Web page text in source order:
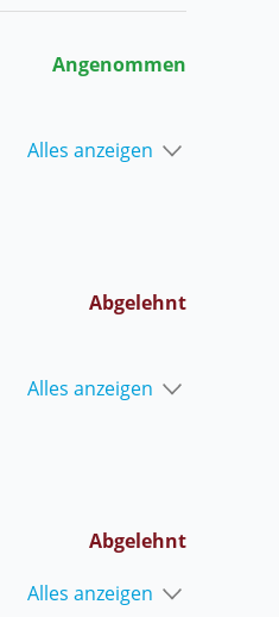
Angenommen
Alles anzeigen
Abgelehnt
Alles anzeigen
Abgelehnt
Alles anzeigen